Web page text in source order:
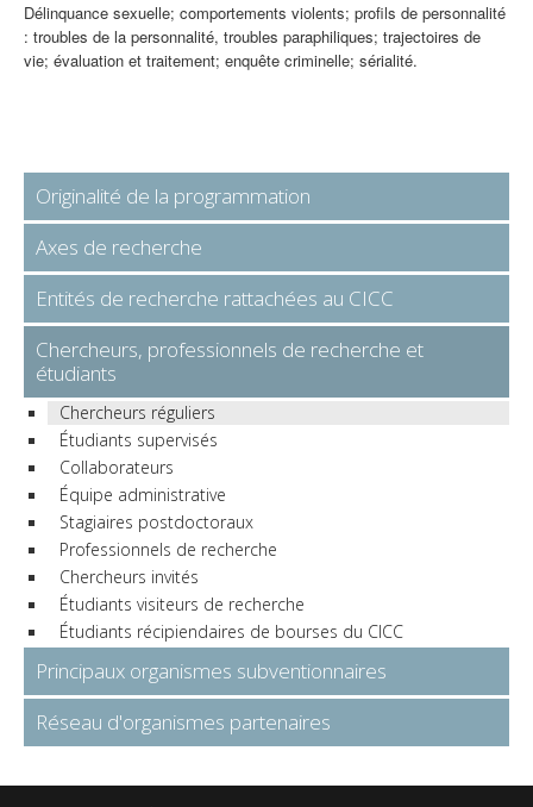
Délinquance sexuelle; comportements violents; profils de personnalité
: troubles de la personnalité, troubles paraphiliques; trajectoires de
vie; évaluation et traitement; enquête criminelle; sérialité.
Originalité de la programmation
Axes de recherche
Entités de recherche rattachées au CICC
Chercheurs, professionnels de recherche et
étudiants
Chercheurs réguliers
Étudiants supervisés
Collaborateurs
Équipe administrative
Stagiaires postdoctoraux
Professionnels de recherche
Chercheurs invités
Étudiants visiteurs de recherche
Étudiants récipiendaires de bourses du CICC
Principaux organismes subventionnaires
Réseau d'organismes partenaires